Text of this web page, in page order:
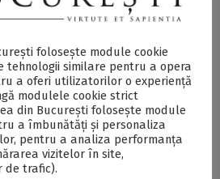
#Student UB? Vino
ediție a proiectului
„Cariere”, derulat de
către Asociația
Studenților din
Administrație și
Afaceri, și găsește-ți
jobul care ți se
potrivește
folosește module cookie
tehnologii similare pentru a opera
a oferi utilizatorilor o experiență
modulele cookie strict
din București folosește module
a îmbunătăți și personaliza
pentru a analiza performanța
vizitelor în site,
de trafic).